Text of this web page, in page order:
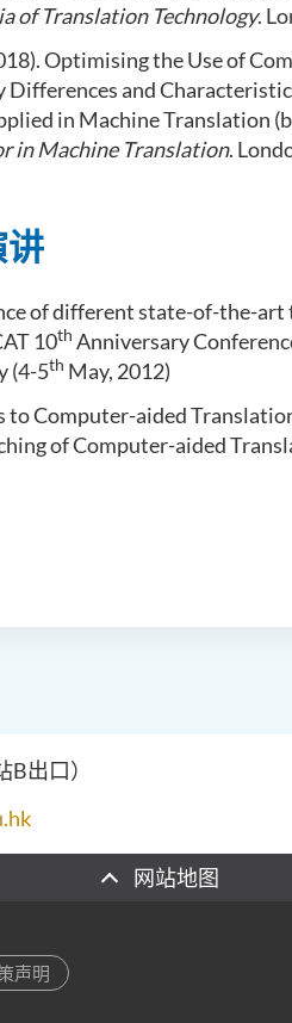
of Translation Technology.
Optimising the Use of
and
in Machine Translation
in Machine Translation.
讲
of different state-of-the-art
10th Anniversary
(4-5th May, 2012)
to Computer-aided
of Computer-aided
出口）
网站地图
声明